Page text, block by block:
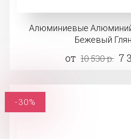
Алюминиевые
Бежевый
от 10 530 р. 7
-30%